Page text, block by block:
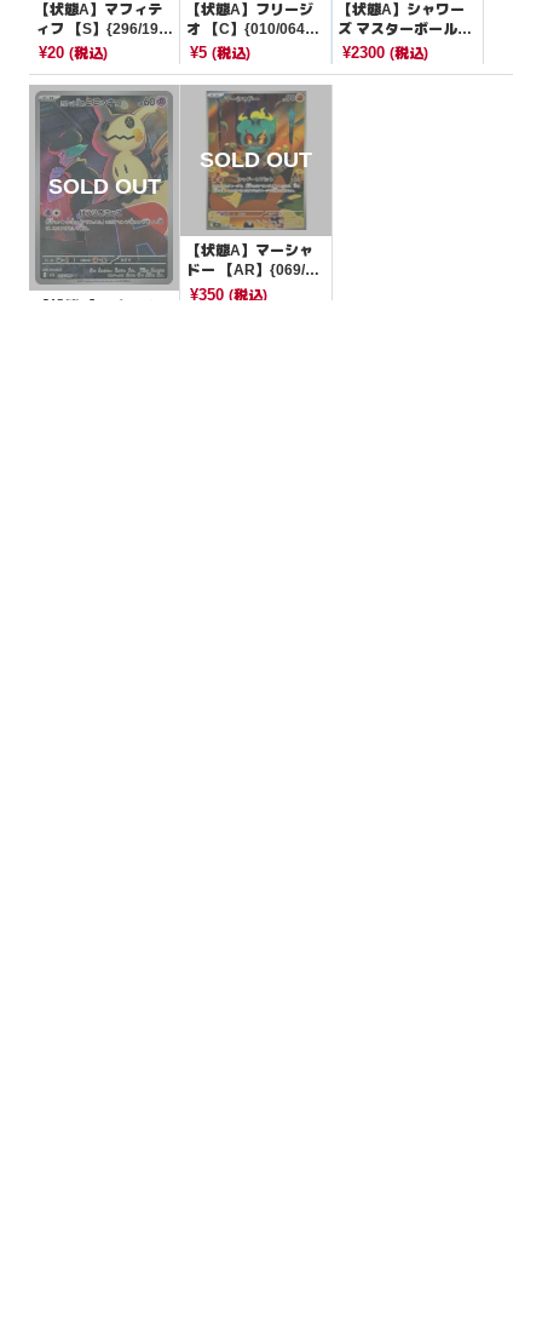
【状態A】マフィテ
ィフ 【S】{296/190}
[SV4a]
¥20 (税込)
【状態A】フリージ
オ 【C】{010/064}
[SV7a]
¥5(税込)
【状態A】シャワー
ズ マスターボールミ
ラー【-】{030/187}
¥2300 (税込)
【状態S】ロケット
【状態A】マーシャ
ドー 【AR】{069/06
3}[M1L]
¥350(税込)